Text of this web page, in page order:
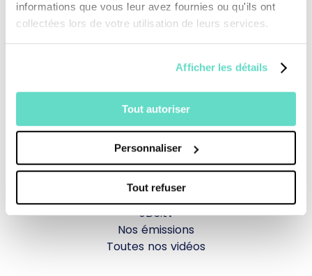
informations que vous leur avez fournies ou qu'ils ont
collectées lors de votre utilisation de leurs services.
Afficher les détails
Tout autoriser
Personnaliser
Tout refuser
Revoir la messe du 02 août 2026
TOUS NOS PROGRAMMES
La messe
Magazine Le Jour du Seigneur
Documentaires
Parole Inattendue
Tous Frères
Générations Laudato Si’
Agenda Culturel
JDS.tv
Nos émissions
Toutes nos vidéos